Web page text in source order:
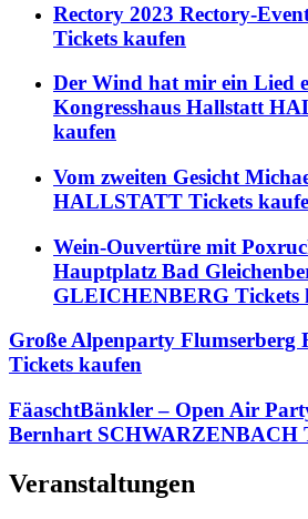
Rectory 2023 Rectory-
Tickets kaufen
Der Wind hat mir ein Lied
Kongresshaus Hallstatt
kaufen
Vom zweiten Gesicht
HALLSTATT Tickets
Wein-Ouvertüre mit
Hauptplatz Bad
GLEICHENBERG Tickets
Große Alpenparty
Tickets kaufen
FäaschtBänkler – Open Air
Bernhart SCHWARZENBACH
Veranstaltungen